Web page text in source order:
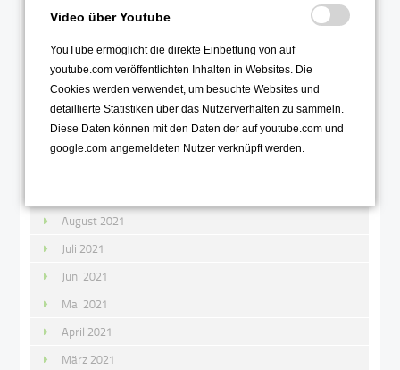
2021
Dezember 2021
November 2021
August 2021
Juli 2021
Juni 2021
Mai 2021
April 2021
März 2021
Video über Youtube
YouTube ermöglicht die direkte Einbettung von auf
youtube.com veröffentlichten Inhalten in Websites. Die
Cookies werden verwendet, um besuchte Websites und
detaillierte Statistiken über das Nutzerverhalten zu sammeln.
Diese Daten können mit den Daten der auf youtube.com und
google.com angemeldeten Nutzer verknüpft werden.